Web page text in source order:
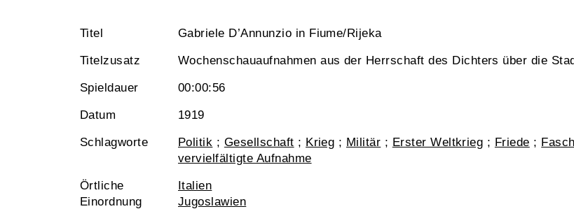
Titel Gabriele D’Annunzio in Fiume/Rijeka
Titelzusatz Wochenschauaufnahmen aus der Herrschaft des Dichters über die
Spieldauer 00:00:56
Datum 1919
Schlagworte Politik ; Gesellschaft ; Krieg ; Militär ; Erster Weltkrieg ; Friede ;
vervielfältigte Aufnahme
Örtliche
Einordnung
Italien
Jugoslawien